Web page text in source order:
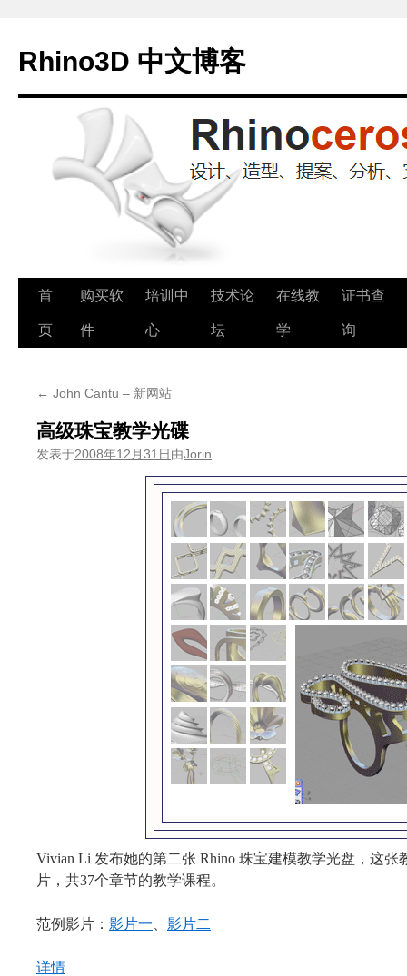
Rhino3D 中文博客
跳
至
首
页
购买软
件
培训中
心
技术论
坛
在线教
学
证书查
询
← John Cantu – 新网站
高级珠宝教学光碟
发表于2008年12月31日由Jorin
Vivian Li 发布她的第二张 Rhino 珠宝建模教学光盘，这
片，共37个章节的教学课程。
范例影片： 影片一 影片二
详情